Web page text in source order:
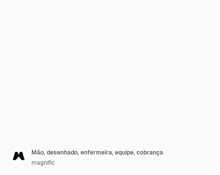
Mão, desenhado, enfermeira, equipe, cobrança
magnific